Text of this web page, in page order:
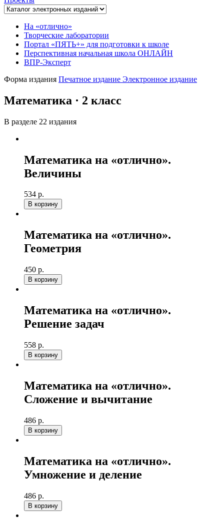
На «отлично»
Творческие лаборатории
Портал «ПЯТЬ+» для подготовки к школе
Перспективная начальная школа ОНЛАЙН
ВПР-Эксперт
Форма издания Печатное издание Электронное издание
Математика · 2 класс
В разделе 22 издания
Математика на «отлично».
Величины
534 р.
В корзину
Математика на «отлично».
Геометрия
450 р.
В корзину
Математика на «отлично».
Решение задач
558 р.
В корзину
Математика на «отлично».
Сложение и вычитание
486 р.
В корзину
Математика на «отлично».
Умножение и деление
486 р.
В корзину